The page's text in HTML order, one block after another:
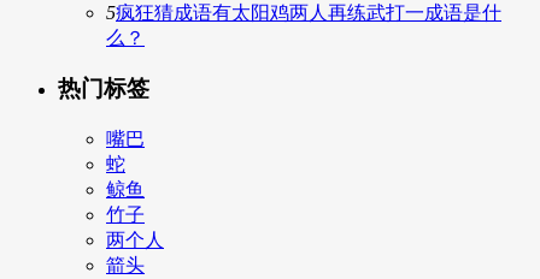
5疯狂猜成语有太阳鸡两人再练武打一成语是什
么？
热门标签
嘴巴
蛇
鲸鱼
竹子
两个人
箭头